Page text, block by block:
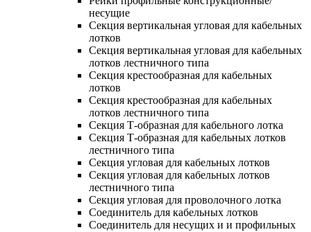
несущие
Секция вертикальная угловая для кабельных
лотков
Секция вертикальная угловая для кабельных
лотков лестничного типа
Секция крестообразная для кабельных
лотков
Секция крестообразная для кабельных
лотков лестничного типа
Секция Т-образная для кабельного лотка
Секция Т-образная для кабельных лотков
лестничного типа
Секция угловая для кабельных лотков
Секция угловая для кабельных лотков
лестничного типа
Секция угловая для проволочного лотка
Соединитель для кабельных лотков
Соединитель для несущих и и профильных